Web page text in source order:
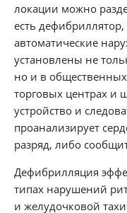
локации можно
есть дефибриллятор,
автоматические
установлены не
но и в общественных
торговых центрах и
устройство и
проанализирует
разряд, либо
Дефибрилляция
типах нарушений
и желудочковой